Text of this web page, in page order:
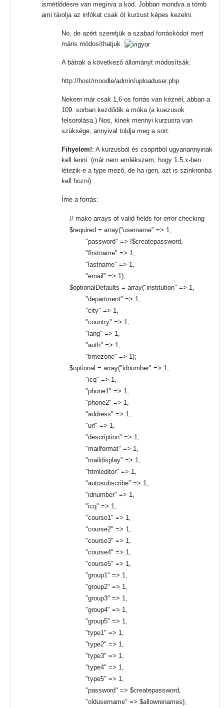
ismétlődésre van megírva a kód. Jobban mondva a tömb
ami tárolja az infókat csak öt kurzust képes kezelni.
No, de azért szeretjük a szabad forráskódot mert
máris módosíthatjuk.
A bátrak a következő állományt módosítsák:
http://host/moodle/admin/uploaduser.php
Nekem már csak 1,6-os forrás van kéznél, abban a
109. sorban kezdődik a móka (a kuezusok
felsorolása.) Nos, kinek mennyi kurzusra van
szüksége, annyival toldja meg a sort.
Fihyelem!: A kurzusból és csoprtból ugyanannyinak
kell lenni. (már nem emlékszem, hogy 1.5.x-ben
létezik-e a type mező, de ha igen, azt is szinkronba
kell hozni)
Íme a forrás:
// make arrays of valid fields for error checking
$required = array("username" => 1,
"password" => !$createpassword,
"firstname" => 1,
"lastname" => 1,
"email" => 1);
$optionalDefaults = array("institution" => 1,
"department" => 1,
"city" => 1,
"country" => 1,
"lang" => 1,
"auth" => 1,
"timezone" => 1);
$optional = array("idnumber" => 1,
"icq" => 1,
"phone1" => 1,
"phone2" => 1,
"address" => 1,
"url" => 1,
"description" => 1,
"mailformat" => 1,
"maildisplay" => 1,
"htmleditor" => 1,
"autosubscribe" => 1,
"idnumber" => 1,
"icq" => 1,
"course1" => 1,
"course2" => 1,
"course3" => 1,
"course4" => 1,
"course5" => 1,
"group1" => 1,
"group2" => 1,
"group3" => 1,
"group4" => 1,
"group5" => 1,
"type1" => 1,
"type2" => 1,
"type3" => 1,
"type4" => 1,
"type5" => 1,
"password" => $createpassword,
"oldusername" => $allowrenames);